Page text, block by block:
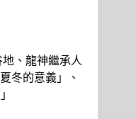
、龍神繼承人
冬的意義」、